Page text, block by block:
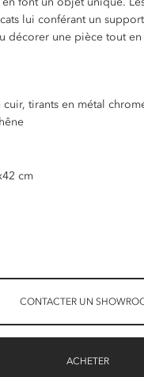
lui conférant un
décorer une pièce tout
cuir, tirants en métal
cm
CONTACTER UN
ACHETER